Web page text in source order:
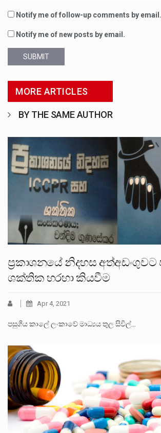
Notify me of follow-up comments by email.
Notify me of new posts by email.
SUBMIT
MORE ARTICLES
BY THE SAME AUTHOR
ප්‍රකාශනයේ නිදහස
ශක්තික හරහා කියවීම
Apr 4, 2021
පසුගිය කාලේ ලංකාවේ මාධ්‍යය තුල සිවිල්…